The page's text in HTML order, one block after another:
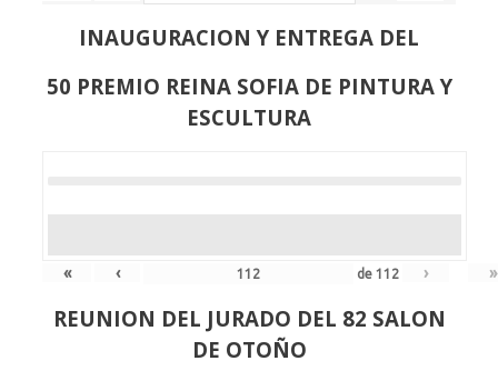
INAUGURACION Y ENTREGA DEL
50 PREMIO REINA SOFIA DE PINTURA Y
ESCULTURA
« ‹ de112 › »
REUNION DEL JURADO DEL 82 SALON
DE OTOÑO